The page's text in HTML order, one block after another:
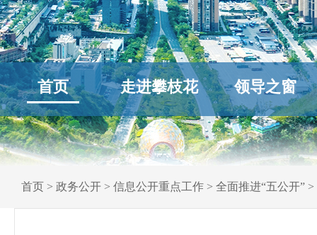
首页 走进攀枝花 领导之窗
首页 > 政务公开 > 信息公开重点工作 > 全面推进“五公开” >